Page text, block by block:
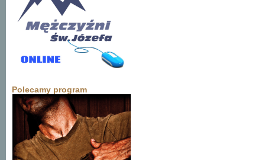
Polecamy program